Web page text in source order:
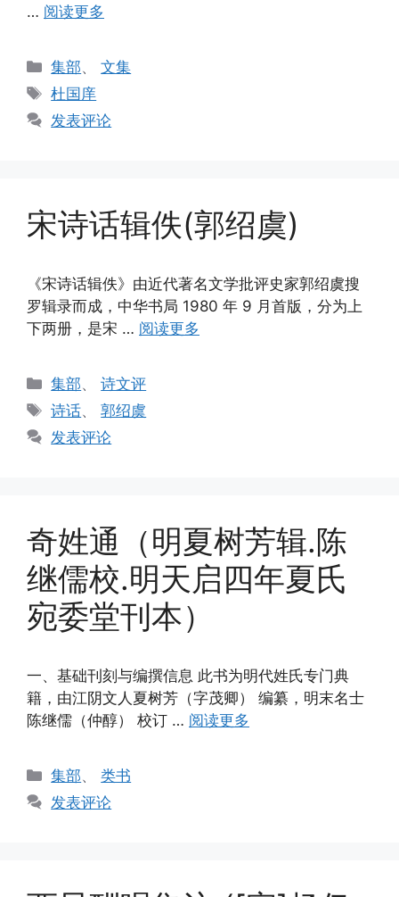
… 阅读更多
分
类
集部、文集
标
签
杜国庠
发表评论
宋诗话辑佚(郭绍虞)
《宋诗话辑佚》由近代著名文学批评史家郭绍虞搜
罗辑录而成，中华书局 1980 年 9 月首版，分为上
下两册，是宋 … 阅读更多
分
类
集部、诗文评
标
签
诗话、郭绍虞
发表评论
奇姓通（明夏树芳辑.陈
继儒校.明天启四年夏氏
宛委堂刊本）
一、基础刊刻与编撰信息 此书为明代姓氏专门典
籍，由江阴文人夏树芳（字茂卿） 编纂，明末名士
陈继儒（仲醇） 校订 … 阅读更多
分
类
集部、类书
发表评论